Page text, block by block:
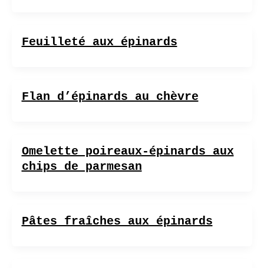
Feuilleté aux épinards
Flan d’épinards au chèvre
Omelette poireaux-épinards aux
chips de parmesan
Pâtes fraîches aux épinards